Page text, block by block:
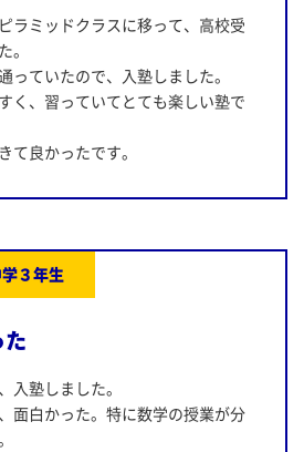
ラミッドクラスに移って、高校受
。
っていたので、入塾しました。
く、習っていてとても楽しい塾で
て良かったです。
３年生
入塾しました。
面白かった。特に数学の授業が分